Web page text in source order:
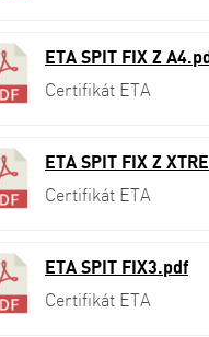
ETA SPIT FIX Z
Certifikát ETA
ETA SPIT FIX Z
Certifikát ETA
ETA SPIT FIX3.pdf
Certifikát ETA